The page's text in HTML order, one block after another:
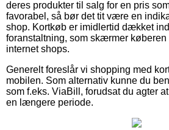
deres produkter til salg for en pris
favorabel, så bør det tit være en
shop. Kortkøb er imidlertid dækket
foranstaltning, som skærmer køberen
internet shops.
Generelt foreslår vi shopping med
mobilen. Som alternativ kunne du
som f.eks. ViaBill, forudsat du agter
en længere periode.